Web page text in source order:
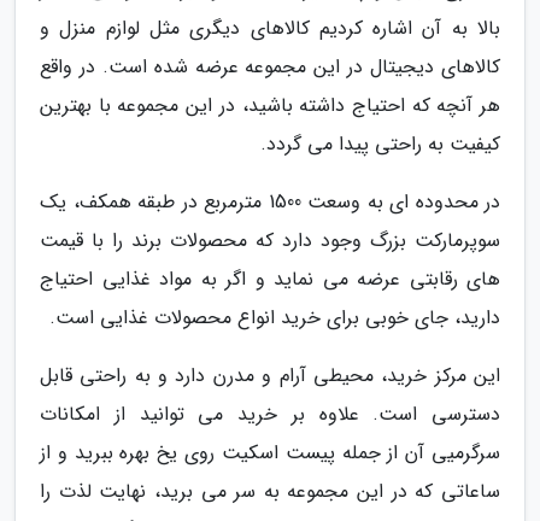
بالا به آن اشاره کردیم کالاهای دیگری مثل لوازم منزل و
کالاهای دیجیتال در این مجموعه عرضه شده است. در واقع
هر آنچه که احتیاج داشته باشید، در این مجموعه با بهترین
کیفیت به راحتی پیدا می گردد.
در محدوده ای به وسعت 1500 مترمربع در طبقه همکف، یک
سوپرمارکت بزرگ وجود دارد که محصولات برند را با قیمت
های رقابتی عرضه می نماید و اگر به مواد غذایی احتیاج
دارید، جای خوبی برای خرید انواع محصولات غذایی است.
این مرکز خرید، محیطی آرام و مدرن دارد و به راحتی قابل
دسترسی است. علاوه بر خرید می توانید از امکانات
سرگرمیی آن از جمله پیست اسکیت روی یخ بهره ببرید و از
ساعاتی که در این مجموعه به سر می برید، نهایت لذت را